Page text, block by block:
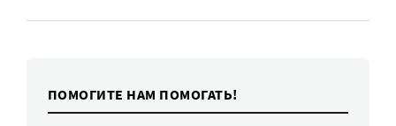
ПОМОГИТЕ НАМ ПОМОГАТЬ!